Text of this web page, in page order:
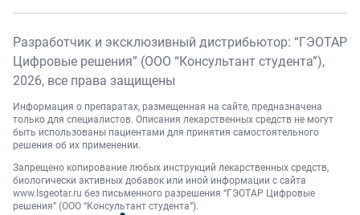
Разработчик и эксклюзивный дистрибьютор: “ГЭОТАР
Цифровые решения” (ООО “Консультант студента”),
2026, все права защищены
Информация о препаратах, размещенная на сайте, предназначена
только для специалистов. Описания лекарственных средств не могут
быть использованы пациентами для принятия самостоятельного
решения об их применении.
Запрещено копирование любых инструкций лекарственных средств,
биологически активных добавок или иной информации с сайта
www.lsgeotar.ru без письменного разрешения “ГЭОТАР Цифровые
решения” (ООО “Консультант студента”).